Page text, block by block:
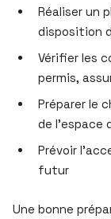
Réaliser un
disposition
Vérifier les
permis,
Préparer le
de l’espace
Prévoir
futur
Une bonne